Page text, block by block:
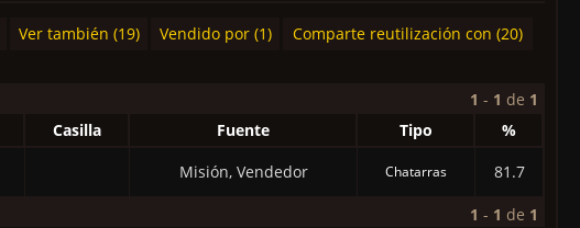
Ver también (19) Vendido por (1)
Comparte reutilización con (20)
1 - 1 de 1
Casilla Fuente Tipo %
Misión, Vendedor Chatarras 81.7
1 - 1 de 1